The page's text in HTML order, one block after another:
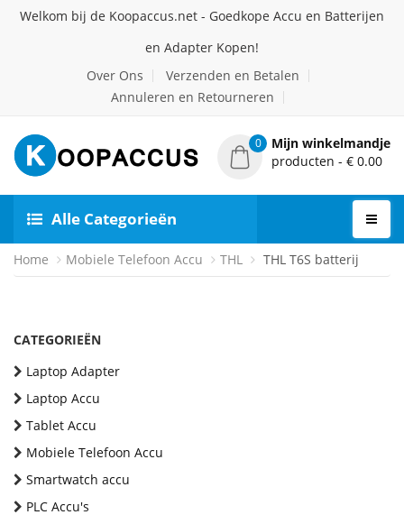
Welkom bij de Koopaccus.net - Goedkope Accu en Batterijen
en Adapter Kopen!
Over Ons
Verzenden en Betalen
Annuleren en Retourneren
0
Mijn winkelmandje
producten - € 0.00
Alle Categorieën
Home Mobiele Telefoon Accu THL THL T6S batterij
CATEGORIEËN
Laptop Adapter
Laptop Accu
Tablet Accu
Mobiele Telefoon Accu
Smartwatch accu
PLC Accu's